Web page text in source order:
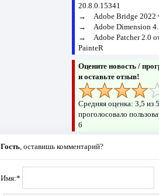
20.8.0.15341
→ Adobe Bridge 2022
→ Adobe Dimension
→ Adobe Patcher 2.0
PainteR
Оцените новость /
и оставьте отзыв!
Средняя оценка: 3,5 из
проголосовало
6
Гость, оставишь комментарий?
Имя:*